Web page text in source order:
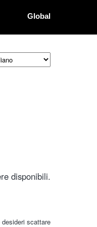
Global
disponibili.
scattare